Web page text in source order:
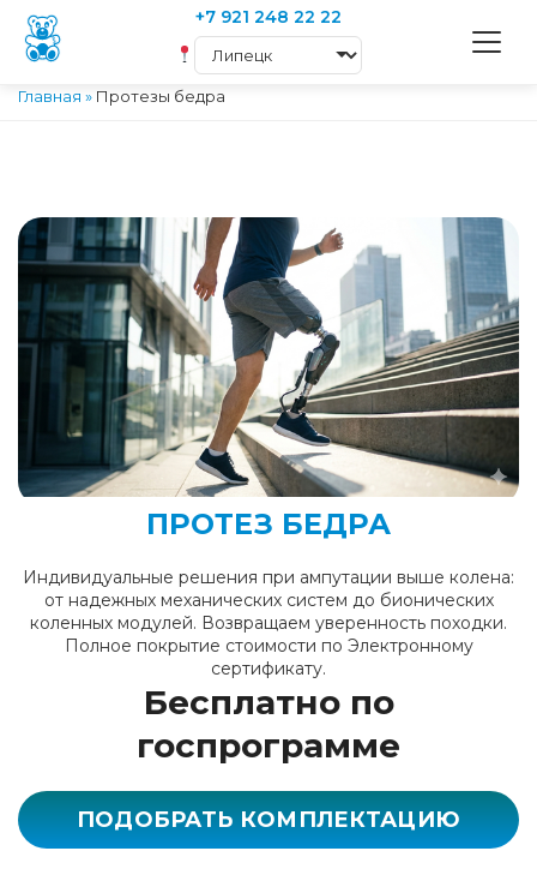
+7 921 248 22 22
Главная » Протезы бедра
ПРОТЕЗ БЕДРА
Индивидуальные решения при ампутации выше колена:
от надежных механических систем до бионических
коленных модулей. Возвращаем уверенность походки.
Полное покрытие стоимости по Электронному
сертификату.
Бесплатно по
госпрограмме
ПОДОБРАТЬ КОМПЛЕКТАЦИЮ